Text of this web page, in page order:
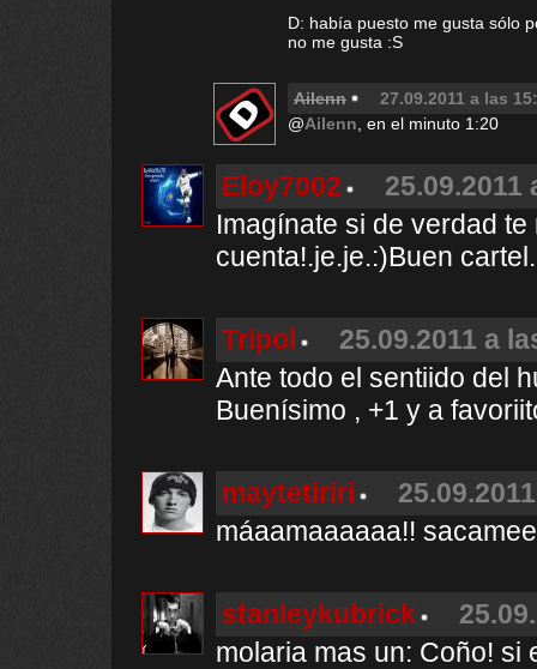
D: había puesto me gusta sólo
no me gusta :S
Ailenn
27.09.2011 a las
@Ailenn , en el minuto 1:20
Eloy7002
25.09.2011
Imagínate si de verdad
cuenta!.je.je.:)Buen cartel.
Tripol
25.09.2011 a
Ante todo el sentiido del
Buenísimo , +1 y a
maytetiriri
máaamaaaaaa!!
stanleykubrick
molaria mas un: Coño! si